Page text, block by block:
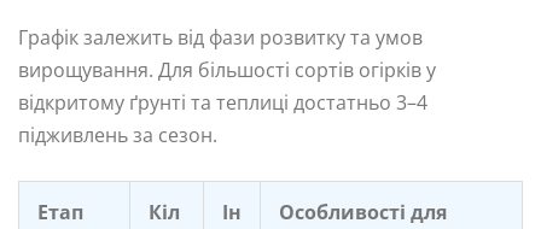
Графік залежить від фази розвитку та умов
вирощування. Для більшості сортів огірків у
відкритому ґрунті та теплиці достатньо 3–4
підживлень за сезон.
Етап
Кіл
Ін
Особливості для